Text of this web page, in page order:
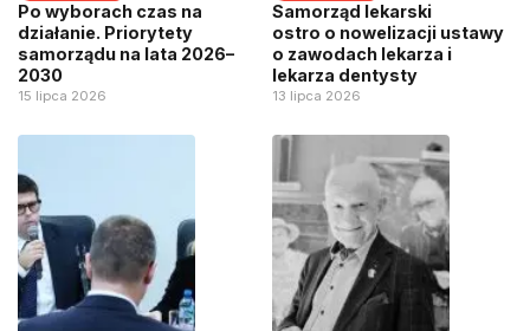
Po wyborach czas na
działanie. Priorytety
samorządu na lata 2026–
2030
15 lipca 2026
Samorząd lekarski
ostro o nowelizacji ustawy
o zawodach lekarza i
lekarza dentysty
13 lipca 2026